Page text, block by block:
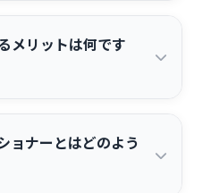
ケースがあるため、契
認してください。
年度の環境省ストレ
金を活用する場合は、
池との同時導入が必須
す。BCP対策や夜間・
減を目的とする場合も
メリットは何です
電し、夜間や電力需要
できるため、自家消費
ョナーとはどのよう